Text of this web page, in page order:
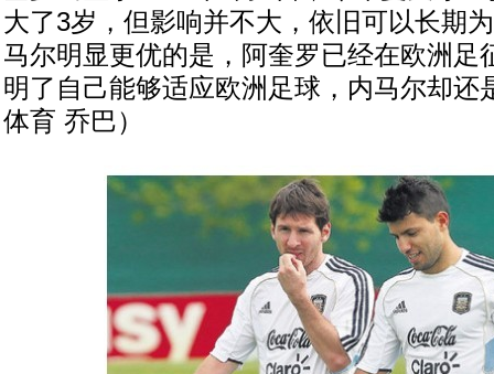
大了3岁，但影响并不大，依旧可以长期
马尔明显更优的是，阿奎罗已经在欧洲足
明了自己能够适应欧洲足球，内马尔却还
体育 乔巴）